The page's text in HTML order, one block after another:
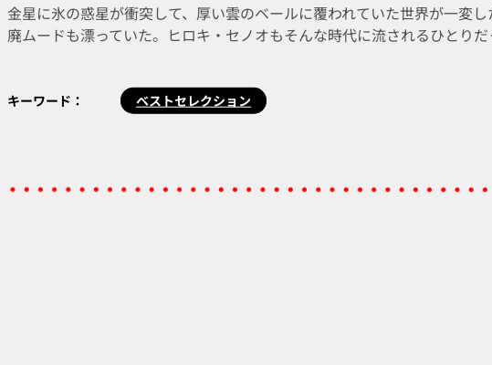
金星に氷の惑星が衝突して、厚い雲のベールに覆われていた世界が一変
廃ムードも漂っていた。ヒロキ・セノオもそんな時代に流されるひとりだ
キーワード： ベストセレクション